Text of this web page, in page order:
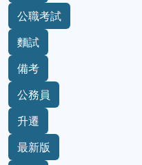
公職考試
麵試
備考
公務員
升遷
最新版